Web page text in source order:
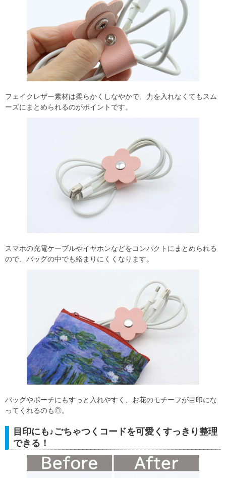
フェイクレザー素材は柔らかくしなやかで、力を入れなくてもスム
ーズにまとめられるのがポイントです。
スマホの充電ケーブルやイヤホンなどをコンパクトにまとめられる
ので、バッグの中でも絡まりにくくなります。
バッグやポーチにもすっと入れやすく、お花のモチーフが目印にな
ってくれるのも◎。
目印にも♪ごちゃつくコードを可愛くすっきり整理
できる！